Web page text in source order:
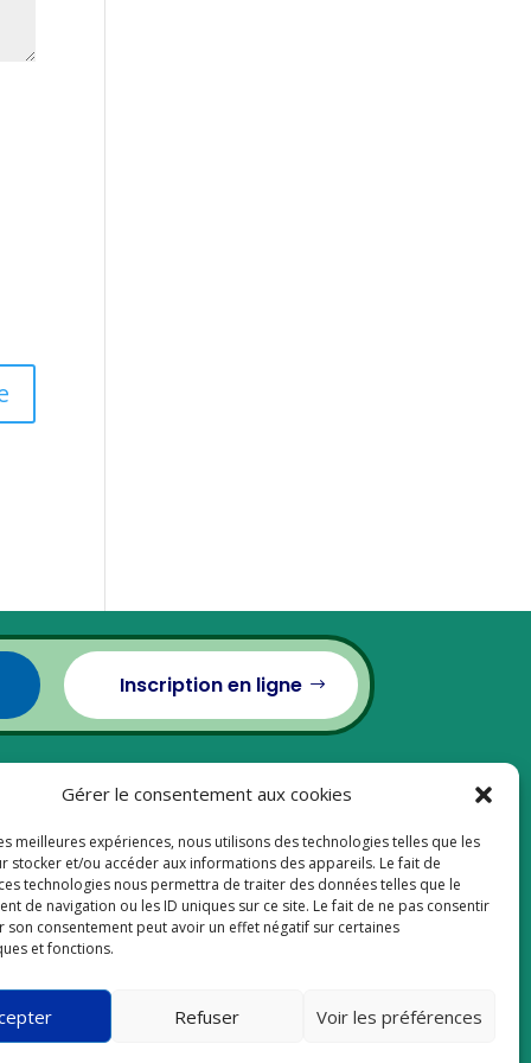
Gérer le consentement aux cookies
meilleures expériences, nous utilisons des technologies telles que les
stocker et/ou accéder aux informations des appareils. Le fait de
technologies nous permettra de traiter des données telles que le
de navigation ou les ID uniques sur ce site. Le fait de ne pas consentir
son consentement peut avoir un effet négatif sur certaines
et fonctions.
Refuser Voir les préférences
Inscription en ligne
Tarif
Inscription
Blog
Politique en matière de cookies
Conditions générales d'utilisation